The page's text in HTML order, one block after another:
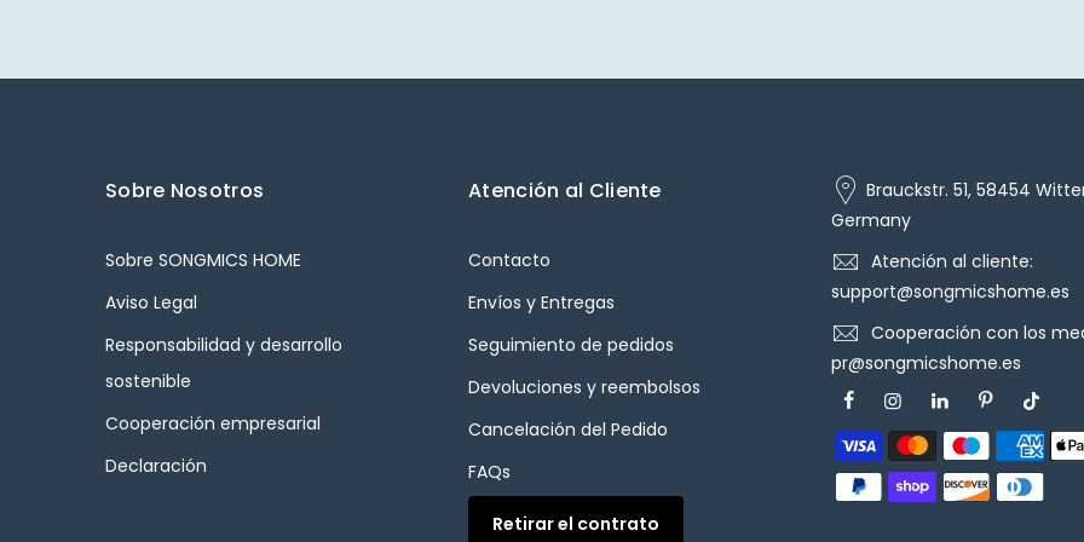
Sobre Nosotros
Sobre SONGMICS HOME
Aviso Legal
Responsabilidad y desarrollo
sostenible
Cooperación empresarial
Declaración
Atención al Cliente
Contacto
Envíos y Entregas
Seguimiento de pedidos
Devoluciones y reembolsos
Cancelación del Pedido
FAQs
Retirar el contrato
Brauckstr. 51, 58454
Germany
Atención al cliente:
support@songmicshome.es
Cooperación con los
pr@songmicshome.es